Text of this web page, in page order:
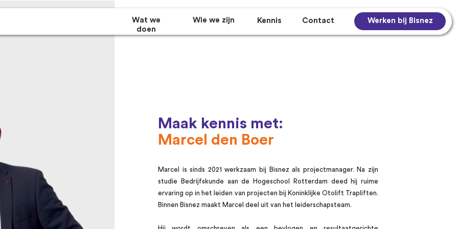
Wie we zijn
Wat we
doen
Kennis Contact Werken bij Bisnez
Overgang naar één
concernadministratie
Van ambitie naar realisatie:
datagedreven werken
Onze mensen maken Bisnez. Maak hier kennis
Contact
Op zoek naar sturing en resultaat? Of
De tweede druk van
Business case
Eerste stap op weg naar voorspelbare
Succesvol samenwerken in
Hoe zorgen we samen voor
Marcel is sinds 2021 werkzaam bij Bisnez als projectmanager. Na zijn
studie Bedrijfskunde aan de Hogeschool Rotterdam deed hij ruime
ervaring op in het leiden van projecten bij Koninklijke Otolift Trapliften.
Binnen Bisnez maakt Marcel deel uit van het leiderschapsteam.
Marcel den Boer
Maak kennis met: